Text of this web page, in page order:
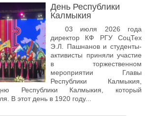
программы
ДПО
СоцТех
практических конференций
День Республики
Калмыкия
03 июля 2026 года
директор КФ РГУ СоцТех
Э.Л. Пашнанов и студенты-
активисты приняли участие
в торжественном
мероприятии Главы
Республики Калмыкия,
Республики Калмыкия, который
В этот день в 1920 году...